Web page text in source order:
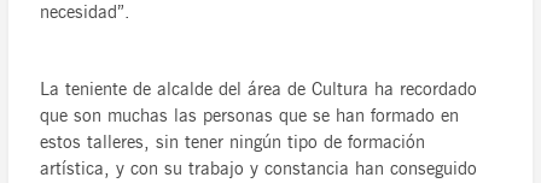
necesidad”.
La teniente de alcalde del área de Cultura ha recordado
que son muchas las personas que se han formado en
estos talleres, sin tener ningún tipo de formación
artística, y con su trabajo y constancia han conseguido